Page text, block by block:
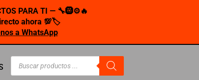
PARA TI — 🔧🛞⚙️🔥
ahora 💯🏷️
a WhatsApp
Búsqueda
productos